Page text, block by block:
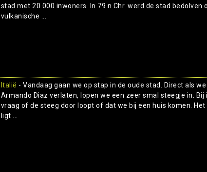
stad met 20.000 inwoners. In 79 n.Chr. werd de stad bedolven
vulkanische ...
Italië - Vandaag gaan we op stap in de oude stad. Direct als
Armando Diaz verlaten, lopen we een zeer smal steegje in. Bij
vraag of de steeg door loopt of dat we bij een huis komen.
ligt ...